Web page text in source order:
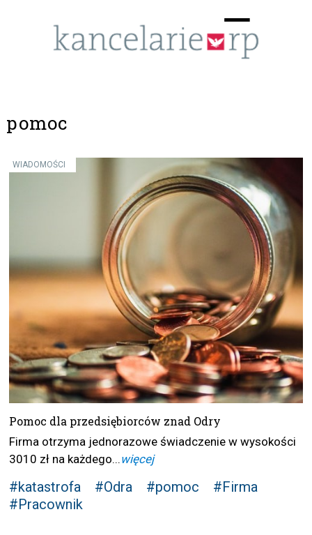
☰
pomoc
WIADOMOŚCI
Pomoc dla przedsiębiorców znad Odry
Firma otrzyma jednorazowe świadczenie w wysokości
3010 zł na każdego...więcej
#katastrofa #Odra #pomoc
#Firma
#Pracownik